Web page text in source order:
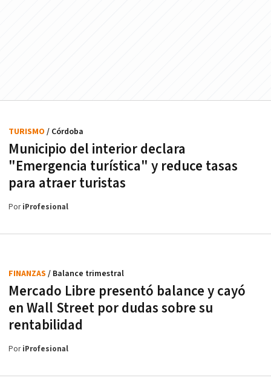
Municipio del interior declara
"Emergencia turística" y reduce tasas
para atraer turistas
TURISMO / Córdoba
PoriProfesional
Mercado Libre presentó balance y cayó
en Wall Street por dudas sobre su
rentabilidad
FINANZAS / Balance trimestral
PoriProfesional